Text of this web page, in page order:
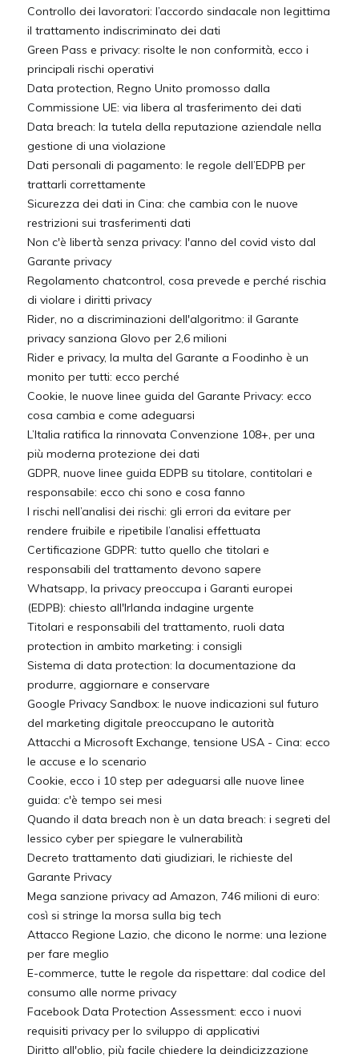
Controllo dei lavoratori: l’accordo sindacale non legittima
il trattamento indiscriminato dei dati
Green Pass e privacy: risolte le non conformità, ecco i
principali rischi operativi
Data protection, Regno Unito promosso dalla
Commissione UE: via libera al trasferimento dei dati
Data breach: la tutela della reputazione aziendale nella
gestione di una violazione
Dati personali di pagamento: le regole dell’EDPB per
trattarli correttamente
Sicurezza dei dati in Cina: che cambia con le nuove
restrizioni sui trasferimenti dati
Non c'è libertà senza privacy: l'anno del covid visto dal
Garante privacy
Regolamento chatcontrol, cosa prevede e perché rischia
di violare i diritti privacy
Rider, no a discriminazioni dell'algoritmo: il Garante
privacy sanziona Glovo per 2,6 milioni
Rider e privacy, la multa del Garante a Foodinho è un
monito per tutti: ecco perché
Cookie, le nuove linee guida del Garante Privacy: ecco
cosa cambia e come adeguarsi
L’Italia ratifica la rinnovata Convenzione 108+, per una
più moderna protezione dei dati
GDPR, nuove linee guida EDPB su titolare, contitolari e
responsabile: ecco chi sono e cosa fanno
I rischi nell’analisi dei rischi: gli errori da evitare per
rendere fruibile e ripetibile l’analisi effettuata
Certificazione GDPR: tutto quello che titolari e
responsabili del trattamento devono sapere
Whatsapp, la privacy preoccupa i Garanti europei
(EDPB): chiesto all'Irlanda indagine urgente
Titolari e responsabili del trattamento, ruoli data
protection in ambito marketing: i consigli
Sistema di data protection: la documentazione da
produrre, aggiornare e conservare
Google Privacy Sandbox: le nuove indicazioni sul futuro
del marketing digitale preoccupano le autorità
Attacchi a Microsoft Exchange, tensione USA - Cina: ecco
le accuse e lo scenario
Cookie, ecco i 10 step per adeguarsi alle nuove linee
guida: c'è tempo sei mesi
Quando il data breach non è un data breach: i segreti del
lessico cyber per spiegare le vulnerabilità
Decreto trattamento dati giudiziari, le richieste del
Garante Privacy
Mega sanzione privacy ad Amazon, 746 milioni di euro:
così si stringe la morsa sulla big tech
Attacco Regione Lazio, che dicono le norme: una lezione
per fare meglio
E-commerce, tutte le regole da rispettare: dal codice del
consumo alle norme privacy
Facebook Data Protection Assessment: ecco i nuovi
requisiti privacy per lo sviluppo di applicativi
Diritto all'oblio, più facile chiedere la deindicizzazione